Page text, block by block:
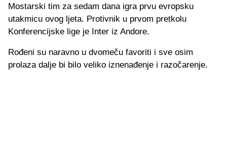
Mostarski tim za sedam dana igra prvu evropsku
utakmicu ovog ljeta. Protivnik u prvom pretkolu
Konferencijske lige je Inter iz Andore.
Rođeni su naravno u dvomeču favoriti i sve osim
prolaza dalje bi bilo veliko iznenađenje i razočarenje.